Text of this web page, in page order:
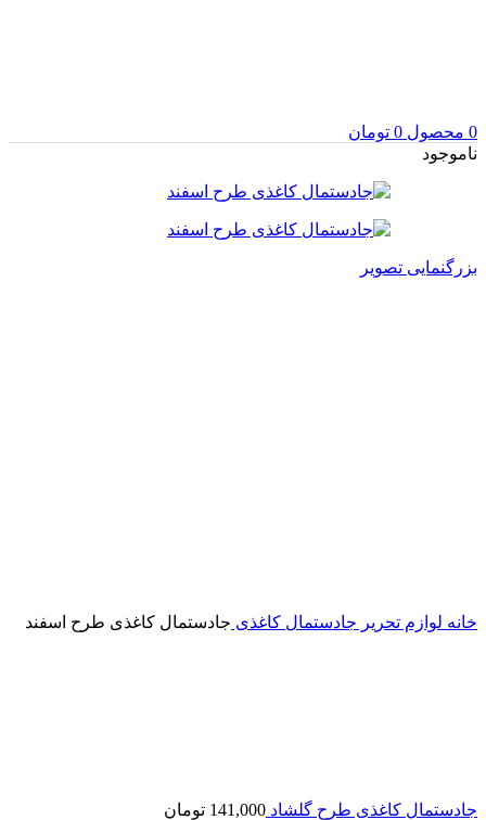
0 محصول 0 تومان
ناموجود
بزرگنمایی تصویر
خانه لوازم تحریر جادستمال کاغذی جادستمال کاغذی طرح اسفند
جادستمال کاغذی طرح گلشاد 141,000 تومان